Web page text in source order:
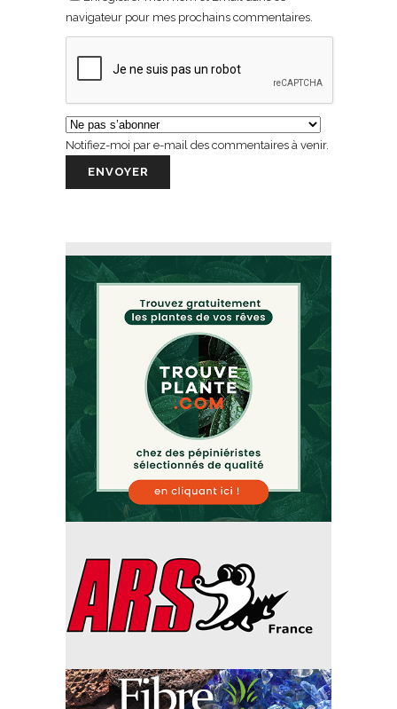
navigateur pour mes prochains commentaires.
Notifiez-moi par e-mail des commentaires à venir.